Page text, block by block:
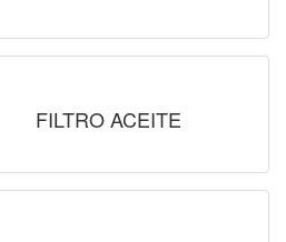
FILTRO ACEITE